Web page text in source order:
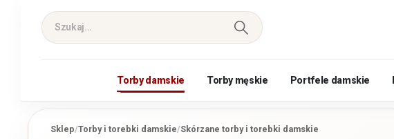
Torby damskie Torby męskie Portfele damskie
Sklep/Torby i torebki damskie/Skórzane torby i torebki damskie